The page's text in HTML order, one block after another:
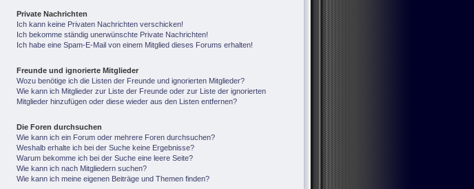
Private Nachrichten
Ich kann keine Privaten Nachrichten verschicken!
Ich bekomme ständig unerwünschte Private Nachrichten!
Ich habe eine Spam-E-Mail von einem Mitglied dieses Forums erhalten!
Freunde und ignorierte Mitglieder
Wozu benötige ich die Listen der Freunde und ignorierten Mitglieder?
Wie kann ich Mitglieder zur Liste der Freunde oder zur Liste der ignorierten
Mitglieder hinzufügen oder diese wieder aus den Listen entfernen?
Die Foren durchsuchen
Wie kann ich ein Forum oder mehrere Foren durchsuchen?
Weshalb erhalte ich bei der Suche keine Ergebnisse?
Warum bekomme ich bei der Suche eine leere Seite?
Wie kann ich nach Mitgliedern suchen?
Wie kann ich meine eigenen Beiträge und Themen finden?